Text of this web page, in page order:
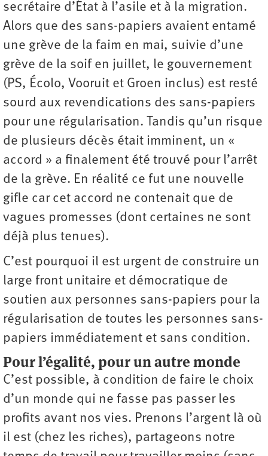
secrétaire d’État à l’asile et à la migration.
Alors que des sans-papiers avaient entamé
une grève de la faim en mai, suivie d’une
grève de la soif en juillet, le gouvernement
(PS, Écolo, Vooruit et Groen inclus) est resté
sourd aux revendications des sans-papiers
pour une régularisation. Tandis qu’un risque
de plusieurs décès était imminent, un «
accord » a finalement été trouvé pour l’arrêt
de la grève. En réalité ce fut une nouvelle
gifle car cet accord ne contenait que de
vagues promesses (dont certaines ne sont
déjà plus tenues).
C’est pourquoi il est urgent de construire un
large front unitaire et démocratique de
soutien aux personnes sans-papiers pour la
régularisation de toutes les personnes sans-
papiers immédiatement et sans condition.
Pour l’égalité, pour un autre monde
C’est possible, à condition de faire le choix
d’un monde qui ne fasse pas passer les
profits avant nos vies. Prenons l’argent là où
il est (chez les riches), partageons notre